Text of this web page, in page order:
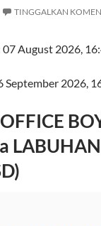
TINGGALKAN
07 August 2026,
September 2026,